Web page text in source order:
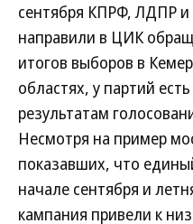
сентября КПРФ, ЛДПР и
направили в ЦИК
итогов выборов в
областях, у партий
результатам
Несмотря на пример
показавших, что
начале сентября и
кампания привели к